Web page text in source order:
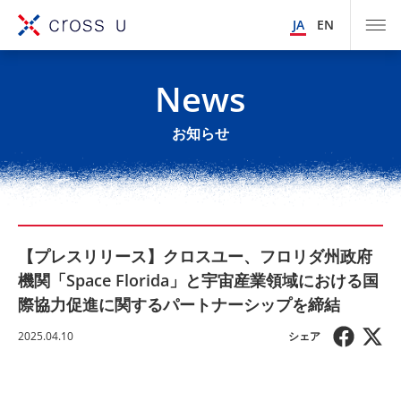
JA EN
News
お知らせ
【プレスリリース】クロスユー、フロリダ州政府
機関「Space Florida」と宇宙産業領域における国
際協力促進に関するパートナーシップを締結
2025.04.10